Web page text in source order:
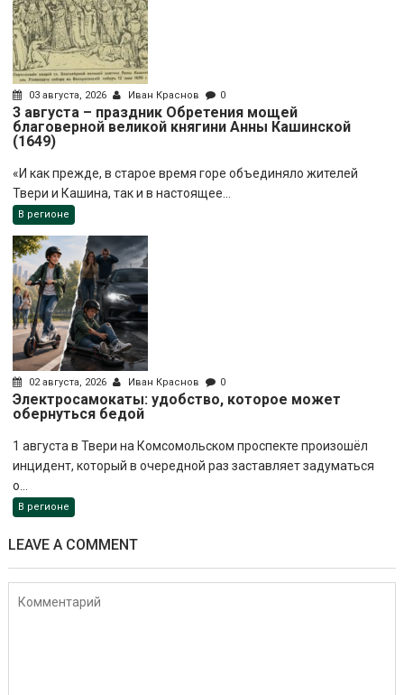
03 августа, 2026 Иван Краснов 0
3 августа – праздник Обретения мощей
благоверной великой княгини Анны Кашинской
(1649)
«И как прежде, в старое время горе объединяло жителей
Твери и Кашина, так и в настоящее...
В регионе
02 августа, 2026 Иван Краснов 0
Электросамокаты: удобство, которое может
обернуться бедой
1 августа в Твери на Комсомольском проспекте произошёл
инцидент, который в очередной раз заставляет задуматься
о...
В регионе
LEAVE A COMMENT